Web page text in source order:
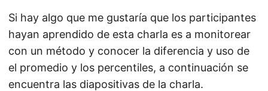
Si hay algo que me gustaría que los participantes
hayan aprendido de esta charla es a monitorear
con un método y conocer la diferencia y uso de
el promedio y los percentiles, a continuación se
encuentra las diapositivas de la charla.